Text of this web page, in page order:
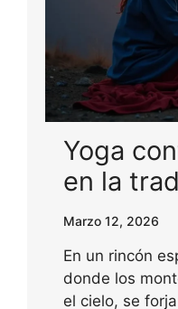
Yoga
en la
Marzo 12, 2026
En un rincón
donde los
el cielo, se